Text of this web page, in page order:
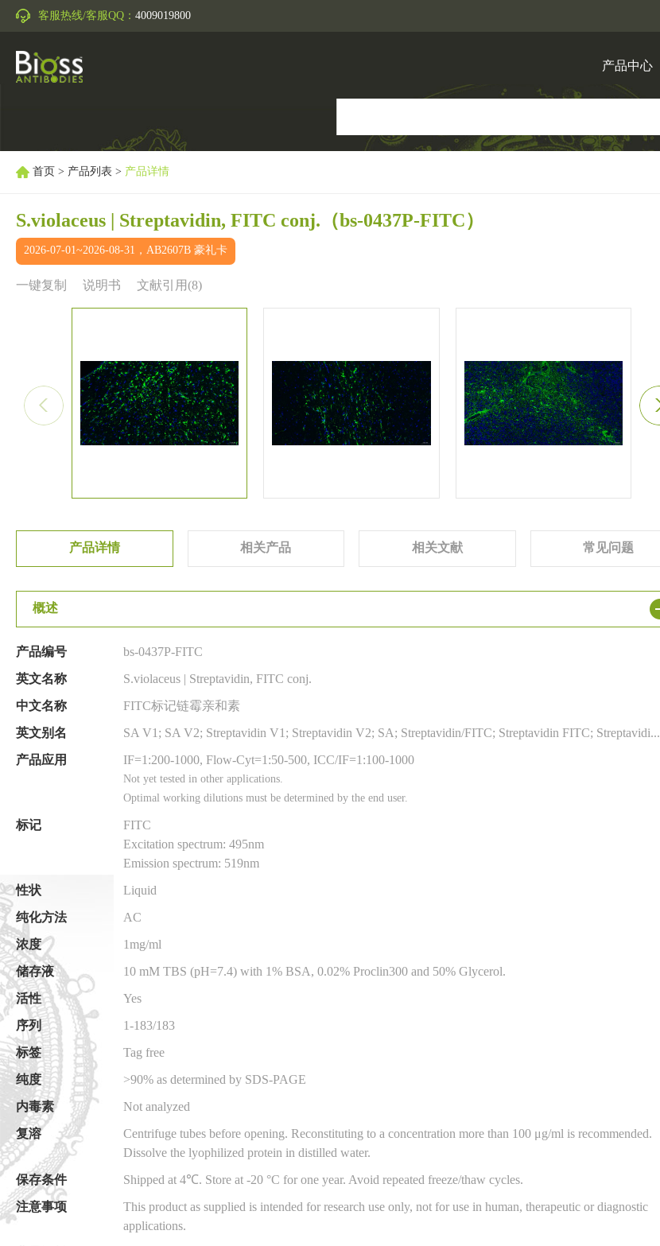
客服热线/客服QQ： 4009019800
产品中心
首页 > 产品列表 > 产品详情
S.violaceus | Streptavidin, FITC conj. （bs-0437P-FITC）
2026-07-01~2026-08-31，AB2607B 豪礼卡
一键复制 说明书 文献引用(8)
产品详情 相关产品 相关文献 常见问题
概述
产品编号
bs-0437P-FITC
英文名称
S.violaceus | Streptavidin, FITC conj.
中文名称
FITC标记链霉亲和素
英文别名
SA V1; SA V2; Streptavidin V1; Streptavidin V2; SA; Streptavidin/FITC; Streptavidin FITC; Streptavidin-FITC; Streptavidin(FITC); FITC conjugated Streptavidin.
产品应用
IF=1:200-1000, Flow-Cyt=1:50-500, ICC/IF=1:100-1000
Not yet tested in other applications.
Optimal working dilutions must be determined by the end user.
标记
FITC
Excitation spectrum: 495nm
Emission spectrum: 519nm
性状
Liquid
纯化方法
AC
浓度
1mg/ml
储存液
10 mM TBS (pH=7.4) with 1% BSA, 0.02% Proclin300 and 50% Glycerol.
活性
Yes
序列
1-183/183
标签
Tag free
纯度
>90% as determined by SDS-PAGE
内毒素
Not analyzed
复溶
Centrifuge tubes before opening. Reconstituting to a concentration more than 100 μg/ml is recommended.
Dissolve the lyophilized protein in distilled water.
保存条件
Shipped at 4℃. Store at -20 °C for one year. Avoid repeated freeze/thaw cycles.
注意事项
This product as supplied is intended for research use only, not for use in human, therapeutic or diagnostic
applications.